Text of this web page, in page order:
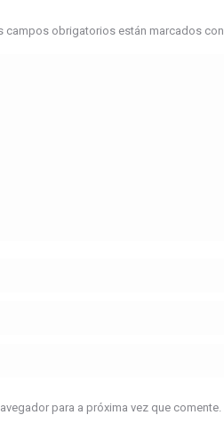
campos obrigatorios están marcados con
para a próxima vez que comente.